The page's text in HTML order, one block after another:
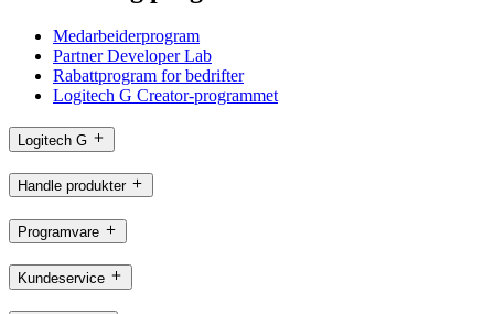
Medarbeiderprogram
Partner Developer Lab
Rabattprogram for bedrifter
Logitech G Creator-programmet
Logitech G
Handle produkter
Programvare
Kundeservice